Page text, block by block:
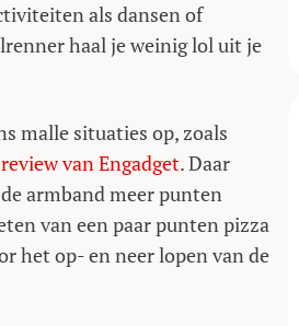
als dansen of
haal je weinig lol uit je
malle situaties op, zoals
van Engadget. Daar
armband meer punten
van een paar punten pizza
het op- en neer lopen van de